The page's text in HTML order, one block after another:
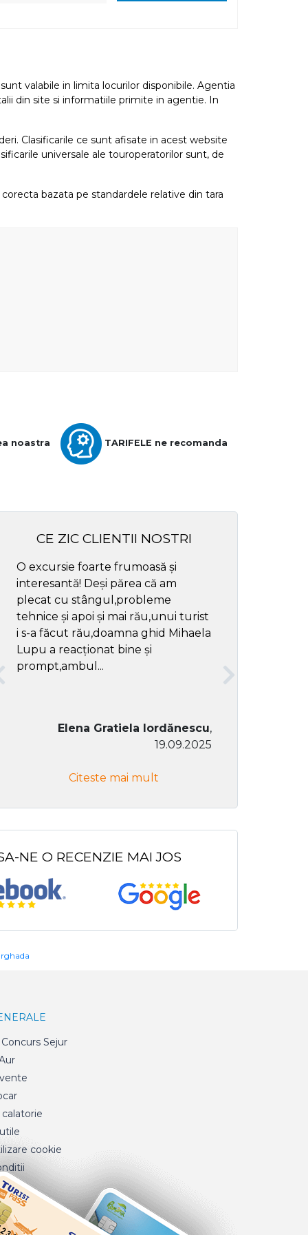
valabile in limita locurilor disponibile. Agentia
din site si informatiile primite in agentie. In
Clasificarile ce sunt afisate in acest website
universale ale touroperatorilor sunt, de
bazata pe standardele relative din tara
noastra TARIFELE ne recomanda
CE ZIC CLIENTII NOSTRI
O excursie foarte frumoasă și
interesantă! Deși părea că am
plecat cu stângul,probleme
tehnice și apoi și mai rău,unui turist
i s-a făcut rău,doamna ghid Mihaela
Lupu a reacționat bine și
prompt,ambul...
Elena Gratiela Iordănescu,
19.09.2025
Citeste mai mult
NE O RECENZIE MAI JOS
Sejur
cookie